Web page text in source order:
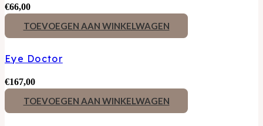
€66,00
TOEVOEGEN AAN WINKELWAGEN
Eye Doctor
€167,00
TOEVOEGEN AAN WINKELWAGEN